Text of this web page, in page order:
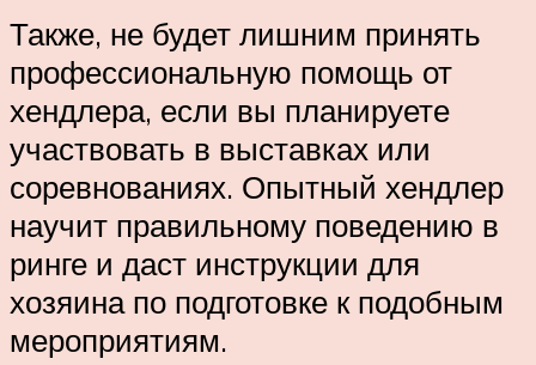
Также, не будет лишним принять
профессиональную помощь от
хендлера, если вы планируете
участвовать в выставках или
соревнованиях. Опытный хендлер
научит правильному поведению в
ринге и даст инструкции для
хозяина по подготовке к подобным
мероприятиям.